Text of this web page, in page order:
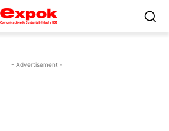
- Advertisement -